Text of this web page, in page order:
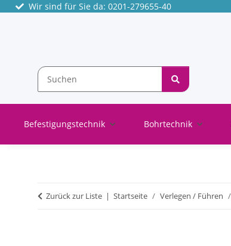
Wir sind für Sie da: 0201-279655-40
Befestigungstechnik Bohrtechnik
Zurück zur Liste Startseite Verlegen / Führen